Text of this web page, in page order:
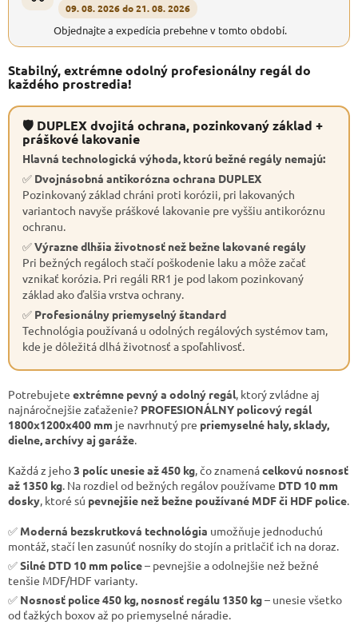
09. 08. 2026 do 21. 08. 2026
Objednajte a expedícia prebehne v tomto období.
Stabilný, extrémne odolný profesionálny regál do
každého prostredia!
🛡 DUPLEX dvojitá ochrana, pozinkovaný základ +
práškové lakovanie
Hlavná technologická výhoda, ktorú bežné regály nemajú:
✅ Dvojnásobná antikorózna ochrana DUPLEX
Pozinkovaný základ chráni proti korózii, pri lakovaných
variantoch navyše práškové lakovanie pre vyššiu antikoróznu
ochranu.
✅Výrazne dlhšia životnosť než bežne lakované regály
Pri bežných regáloch stačí poškodenie laku a môže začať
vznikať korózia. Pri regáli RR1 je pod lakom pozinkovaný
základ ako ďalšia vrstva ochrany.
✅ Profesionálny priemyselný štandard
Technológia používaná u odolných regálových systémov tam,
kde je dôležitá dlhá životnosť a spoľahlivosť.
Potrebujete extrémne pevný a odolný regál , ktorý zvládne aj
najnáročnejšie zaťaženie? PROFESIONÁLNY policový regál
1800x1200x400 mm je navrhnutý pre priemyselné haly, sklady,
dielne, archívy aj garáže
Každá z jeho3 políc unesie až 450 kg , čo znamenácelkovú nosnosť
až 1350 kg . Na rozdiel od bežných regálov používame DTD 10 mm
dosky , ktoré sú pevnejšie než bežne používané MDF či HDF police
✅ Moderná bezskrutková technológia umožňuje jednoduchú
montáž, stačí len zasunúť nosníky do stojín a pritlačiť ich na doraz.
✅Silné DTD 10 mm police– pevnejšie a odolnejšie než bežné
tenšie MDF/HDF varianty.
✅ Nosnosť police 450 kg, nosnosť regálu 1350 kg– unesie všetko
od ťažkých boxov až po priemyselné náradie.